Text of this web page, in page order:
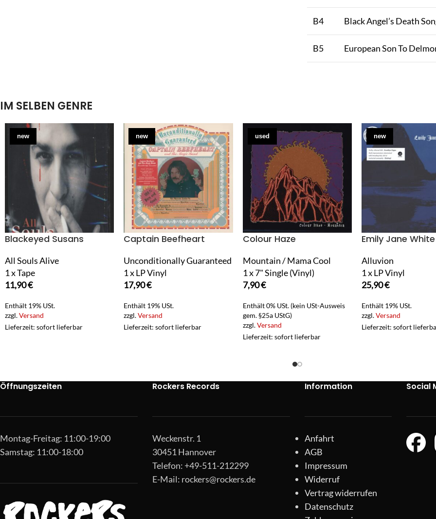
B4 Black Angel’s Death
B5 European Son To
IM SELBEN GENRE
new
Blackeyed Susans
All Souls Alive
1 x Tape
11,90€
Enthält 19% USt.
zzgl.Versand
Lieferzeit: sofort lieferbar
new
Captain Beefheart
Unconditionally Guaranteed
1 x LP Vinyl
17,90€
Enthält 19% USt.
zzgl.Versand
Lieferzeit: sofort lieferbar
used
Colour Haze
Mountain / Mama Cool
1 x 7" Single (Vinyl)
7,90€
Enthält 0% USt. (kein USt-Ausweis
gem. §25a UStG)
zzgl.Versand
Lieferzeit: sofort lieferbar
new
Emily Jane White
Alluvion
1 x LP Vinyl
25,90€
Enthält 19% USt.
zzgl.Versand
Lieferzeit: sofort
Öffnungszeiten
Montag-Freitag: 11:00-19:00
Samstag: 11:00-18:00
Rockers Records
Weckenstr. 1
30451 Hannover
Telefon: +49-511-212299
E-Mail: rockers@rockers.de
Information
Anfahrt
AGB
Impressum
Widerruf
Vertrag widerrufen
Datenschutz
Social